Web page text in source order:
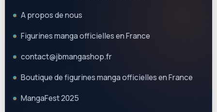
A propos de nous
Figurines manga officielles en France
contact@jbmangashop.fr
Boutique de figurines manga officielles en France
MangaFest 2025